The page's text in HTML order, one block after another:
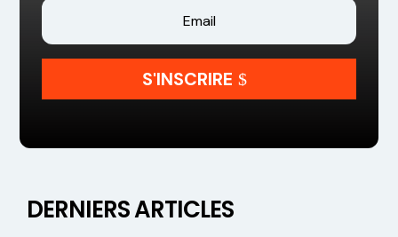
S'INSCRIRE
DERNIERS ARTICLES